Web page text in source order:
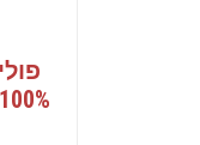
100% ערביקה 1 ק”ג